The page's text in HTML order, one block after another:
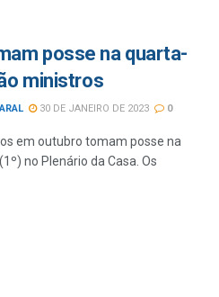
posse na quarta-
ministros
30 DE JANEIRO DE 2023 0
em outubro tomam posse na
no Plenário da Casa. Os